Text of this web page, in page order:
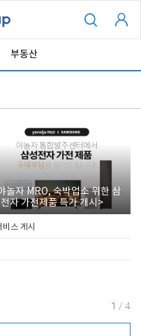
부동산
놀자 MRO, 숙박업소 위한 삼
자 가전제품 특가 개시>
스 게시
1 / 4